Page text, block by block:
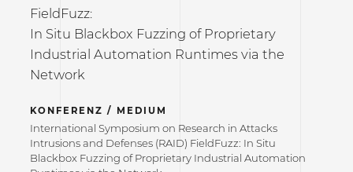
FieldFuzz:
In Situ Blackbox Fuzzing of Proprietary
Industrial Automation Runtimes via the
Network
KONFERENZ / MEDIUM
International Symposium on Research in Attacks
Intrusions and Defenses (RAID) FieldFuzz: In Situ
Blackbox Fuzzing of Proprietary Industrial Automation